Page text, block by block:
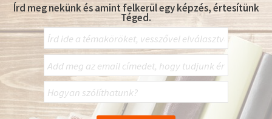
Írd meg nekünk és amint felkerül egy képzés, értesítünk
Téged.